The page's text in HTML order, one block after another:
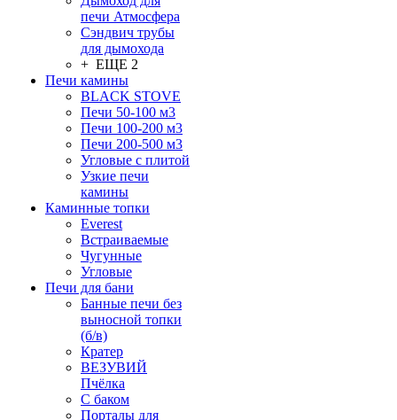
печи Атмосфера
Сэндвич трубы
для дымохода
+ ЕЩЕ 2
Печи камины
BLACK STOVE
Печи 50-100 м3
Печи 100-200 м3
Печи 200-500 м3
Угловые с плитой
Узкие печи
камины
Каминные топки
Everest
Встраиваемые
Чугунные
Угловые
Печи для бани
Банные печи без
выносной топки
(б/в)
Кратер
ВЕЗУВИЙ
Пчёлка
С баком
Порталы для